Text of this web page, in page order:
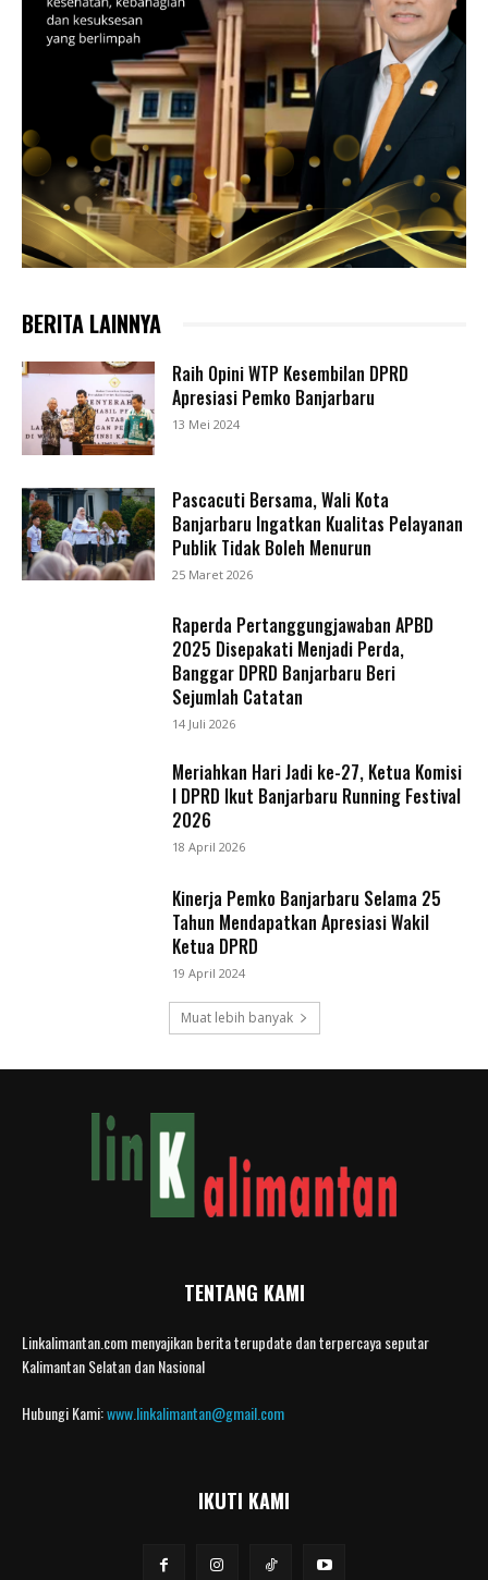
BERITA LAINNYA
Raih Opini WTP Kesembilan DPRD
Apresiasi Pemko Banjarbaru
13 Mei 2024
Pascacuti Bersama, Wali Kota
Banjarbaru Ingatkan Kualitas Pelayanan
Publik Tidak Boleh Menurun
25 Maret 2026
Raperda Pertanggungjawaban APBD
2025 Disepakati Menjadi Perda,
Banggar DPRD Banjarbaru Beri
Sejumlah Catatan
14 Juli 2026
Meriahkan Hari Jadi ke-27, Ketua Komisi
I DPRD Ikut Banjarbaru Running Festival
2026
18 April 2026
Kinerja Pemko Banjarbaru Selama 25
Tahun Mendapatkan Apresiasi Wakil
Ketua DPRD
19 April 2024
Muat lebih banyak
TENTANG KAMI
Linkalimantan.com menyajikan berita terupdate dan terpercaya seputar
Kalimantan Selatan dan Nasional
Hubungi Kami:www.linkalimantan@gmail.com
IKUTI KAMI